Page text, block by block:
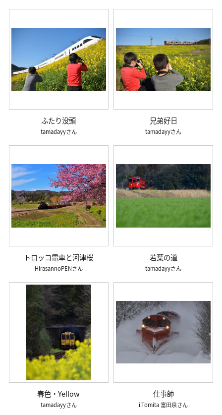
ふたり没頭
tamadayy
兄弟好日
tamadayy
トロッコ電車と河津桜
HirasannoPEN
若葉の道
tamadayy
春色・Yellow
tamadayy
仕事師
i.Tomita 富田泉